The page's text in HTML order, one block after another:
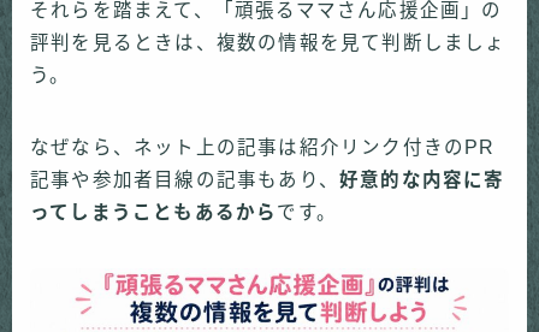
それらを踏まえて、「頑張るママさん応援企画」の
評判を見るときは、複数の情報を見て判断しましょ
う。
なぜなら、ネット上の記事は紹介リンク付きのPR
記事や参加者目線の記事もあり、 好意的な内容に寄
ってしまうこともあるから です。